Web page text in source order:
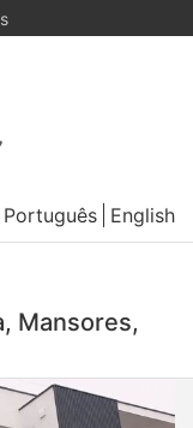
Português English
Mansores,